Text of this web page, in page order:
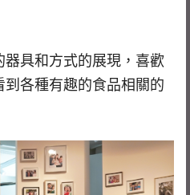
具和方式的展現，喜歡
各種有趣的食品相關的